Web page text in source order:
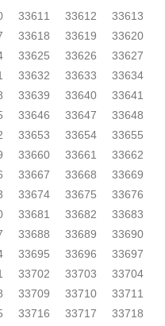
33611 33612
33613
33618 33619
33620
33625 33626
33627
33632 33633
33634
33639 33640
33641
33646 33647
33648
33653 33654
33655
33660 33661
33662
33667 33668
33669
33674 33675
33676
33681 33682
33683
33688 33689
33690
33695 33696
33697
33702 33703
33704
33709 33710
33711
33716 33717
33718